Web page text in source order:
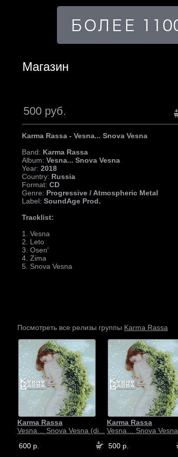
Магазин
500 руб.
Karma Rassa - Vesna... Snova Vesna
Band: Karma Rassa
Album: Vesna... Snova Vesna
Year: 2018
Country: Russia
Format: CD
Genre: Progressive / Atmospheric Metal
Label: SoundAge Prod.
Tracklist:
1. Vesna
2. Leto
3. Osen'
4. Zima
5. Snova Vesna
Посмотреть все релизы группы Karma Rassa
Karma Rassa
Vesna… Snova Vesna (di...
600 р.
Karma Rassa
Vesna… Snova Vesna
500 р.